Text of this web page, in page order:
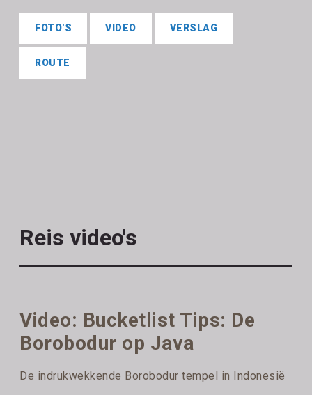
FOTO'S VIDEO VERSLAG
ROUTE
Reis video's
Video: Bucketlist Tips: De
Borobodur op Java
De indrukwekkende Borobodur tempel in Indonesië